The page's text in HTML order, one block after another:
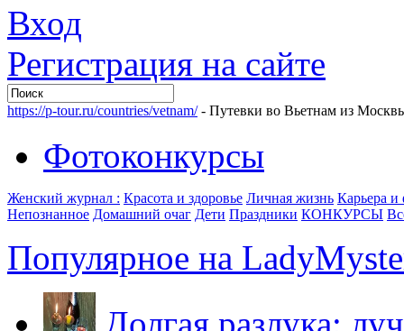
Вход
Регистрация на сайте
https://p-tour.ru/countries/vetnam/- Путевки во Вьетнам из
Фотоконкурсы
Женский журнал : Красота и здоровье Личная жизнь Карьера
Непознанное Домашний очаг Дети Праздники КОНКУРСЫ
Популярное на